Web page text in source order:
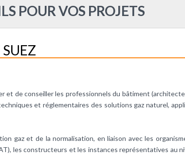
POUR VOS PROJETS
et de conseiller les professionnels du bâtiment
et réglementaires des solutions gaz naturel,
gaz et de la normalisation, en liaison avec les
les constructeurs et les instances représentatives au